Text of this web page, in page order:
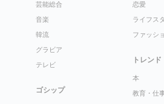
芸能総合
音楽
韓流
グラビア
テレビ
ゴシップ
恋愛
ライフス
ファッシ
トレンド
本
教育・仕